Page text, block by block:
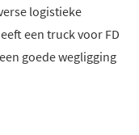
logistieke
een truck voor FD
goede wegligging